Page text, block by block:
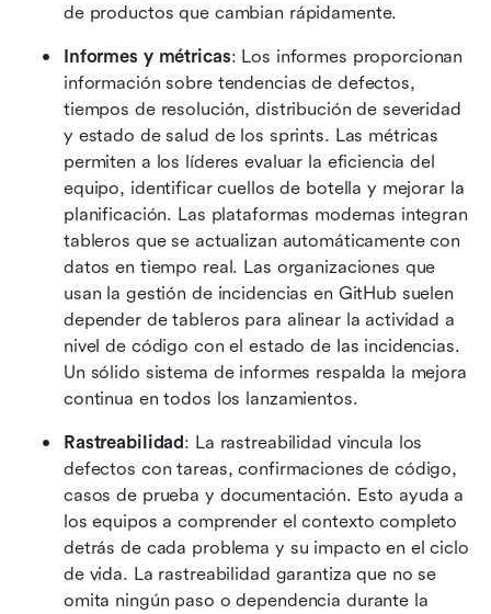
de productos que cambian rápidamente.
Informes y métricas: Los informes proporcionan
información sobre tendencias de defectos,
tiempos de resolución, distribución de severidad
y estado de salud de los sprints. Las métricas
permiten a los líderes evaluar la eficiencia del
equipo, identificar cuellos de botella y mejorar la
planificación. Las plataformas modernas integran
tableros que se actualizan automáticamente con
datos en tiempo real. Las organizaciones que
usan la gestión de incidencias en GitHub suelen
depender de tableros para alinear la actividad a
nivel de código con el estado de las incidencias.
Un sólido sistema de informes respalda la mejora
continua en todos los lanzamientos.
Rastreabilidad: La rastreabilidad vincula los
defectos con tareas, confirmaciones de código,
casos de prueba y documentación. Esto ayuda a
los equipos a comprender el contexto completo
detrás de cada problema y su impacto en el ciclo
de vida. La rastreabilidad garantiza que no se
omita ningún paso o dependencia durante la